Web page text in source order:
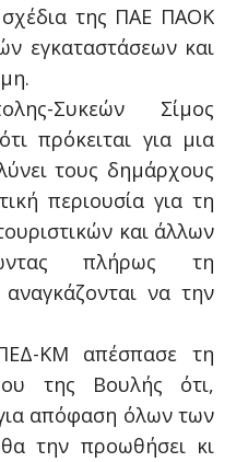
της ΠΑΕ ΠΑΟΚ
εγκαταστάσεων και
Συκεών Σίμος
πρόκειται για μια
τους δημάρχους
περιουσία για τη
και άλλων
πλήρως τη
να την
ΚΜ απέσπασε τη
της Βουλής ότι,
απόφαση όλων των
την προωθήσει κι